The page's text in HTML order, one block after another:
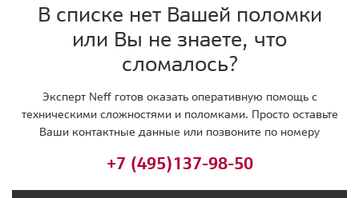
В списке нет Вашей поломки
или Вы не знаете, что
сломалось?
Эксперт Neff готов оказать оперативную помощь с
техническими сложностями и поломками. Просто оставьте
Ваши контактные данные или позвоните по номеру
+7 (495)137-98-50